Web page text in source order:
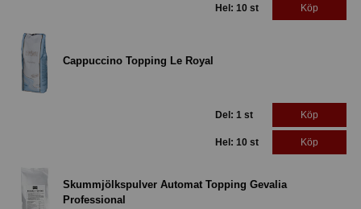
Hel: 10 st Köp
Cappuccino Topping Le Royal
Del: 1 st Köp
Hel: 10 st Köp
Skummjölkspulver Automat Topping Gevalia
Professional